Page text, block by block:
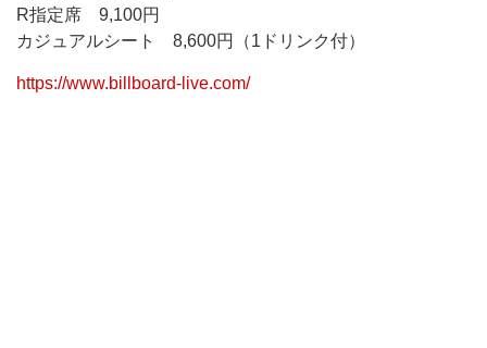
R指定席 9,100円
カジュアルシート 8,600円（1ドリンク付）
https://www.billboard-live.com/